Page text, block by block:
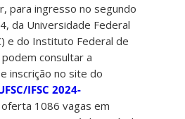
para ingresso no segundo
da Universidade Federal
e do Instituto Federal de
podem consultar a
inscrição no site do
IFSC 2024-
1086 vagas em